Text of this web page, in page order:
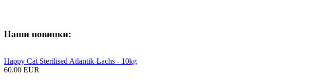
Наши новинки:
Happy Cat Sterilised Atlantik-Lachs - 10kg
60.00 EUR